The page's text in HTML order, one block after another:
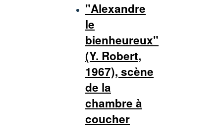
"Alexandre
le
bienheureux"
(Y. Robert,
1967), scène
de la
chambre à
coucher